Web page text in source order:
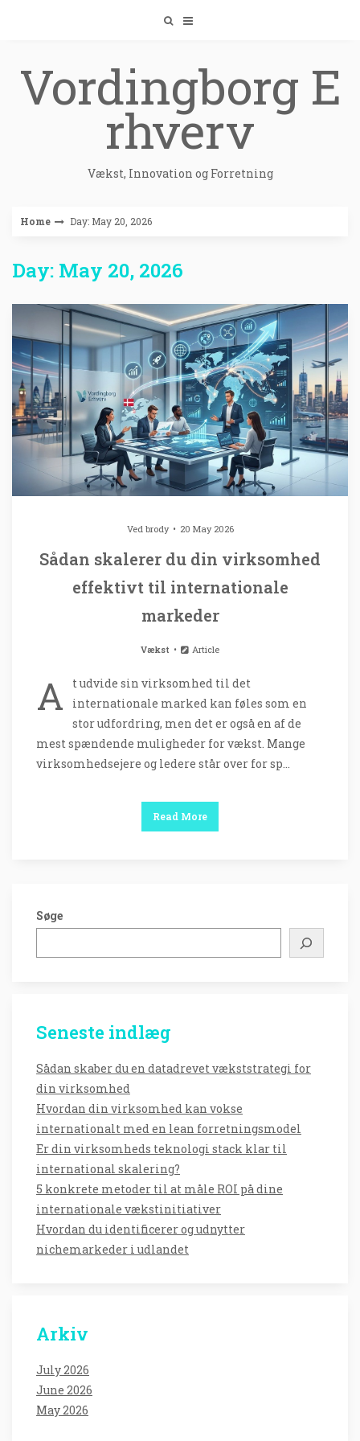
Vordingborg E
rhverv
Vækst, Innovation og Forretning
Home Day: May 20, 2026
Day: May 20, 2026
Ved brody 20 May 2026
Sådan skalerer du din virksomhed
effektivt til internationale
markeder
Vækst Article
A
t udvide sin virksomhed til det
internationale marked kan føles som en
stor udfordring, men det er også en af de
mest spændende muligheder for vækst. Mange
virksomhedsejere og ledere står over for sp…
Read More
Søge
Seneste indlæg
Sådan skaber du en datadrevet vækststrategi for
din virksomhed
Hvordan din virksomhed kan vokse
internationalt med en lean forretningsmodel
Er din virksomheds teknologi stack klar til
international skalering?
5 konkrete metoder til at måle ROI på dine
internationale vækstinitiativer
Hvordan du identificerer og udnytter
nichemarkeder i udlandet
Arkiv
July 2026
June 2026
May 2026